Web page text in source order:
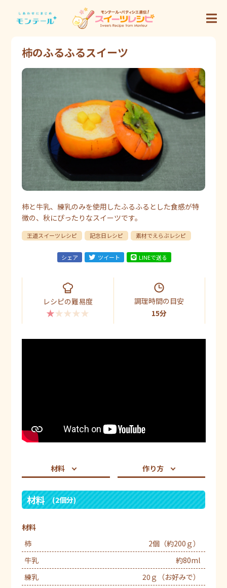
柿のふるふるスイーツ
柿と牛乳、練乳のみを使用したふるふるとした食感が特
徴の、秋にぴったりなスイーツです。
王道スイーツレシピ 記念日レシピ 素材でえらぶレシピ
シェア ツイート LINEで送る
レシピの難易度
★★★★★
調理時間の目安
15分
材料 作り方
材料 (2個分)
材料
柿
2個（約200ｇ）
牛乳
約80ml
練乳
20ｇ（お好みで）